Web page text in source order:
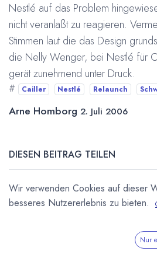
Nestlé auf das Problem
nicht veranlaßt zu reagieren.
Stimmen laut die das Design
die Nelly Wenger, bei Nestlé für
gerät zunehmend unter Druck.
# Cailler Nestlé Relaunch
Arne Homborg 2. Juli 2006
DIESEN BEITRAG TEILEN
Wir verwenden Cookies auf dieser
besseres Nutzererlebnis zu bieten.
Nur